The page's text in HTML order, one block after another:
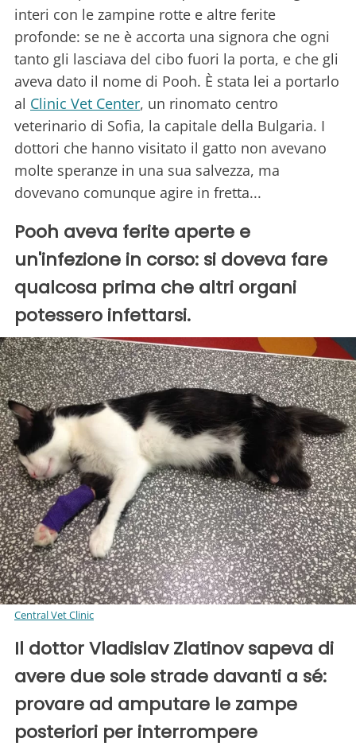
interi con le zampine rotte e altre ferite
profonde: se ne è accorta una signora che ogni
tanto gli lasciava del cibo fuori la porta, e che gli
aveva dato il nome di Pooh. È stata lei a portarlo
al Clinic Vet Center, un rinomato centro
veterinario di Sofia, la capitale della Bulgaria. I
dottori che hanno visitato il gatto non avevano
molte speranze in una sua salvezza, ma
dovevano comunque agire in fretta...
Pooh aveva ferite aperte e
un'infezione in corso: si doveva fare
qualcosa prima che altri organi
potessero infettarsi.
Central Vet Clinic
Il dottor Vladislav Zlatinov sapeva di
avere due sole strade davanti a sé:
provare ad amputare le zampe
posteriori per interrompere